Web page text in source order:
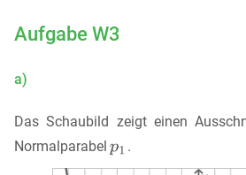
Aufgabe W3
a)
Das Schaubild zeigt einen
Normalparabel
.